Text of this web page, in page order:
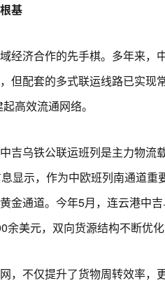
基
济合作的先手棋。多年来，
但配套的多式联运线路已实
高效流通网络。
乌铁公联运班列是主力物流
显示，作为中欧班列南通道
金通道。今年5月，连云港中
余美元，双向货源结构不断优
不仅提升了货物周转效率，